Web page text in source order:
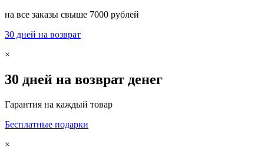
на все заказы свыше 7000 рублей
30 дней на возврат
×
30 дней на возврат денег
Гарантия на каждый товар
Бесплатные подарки
×